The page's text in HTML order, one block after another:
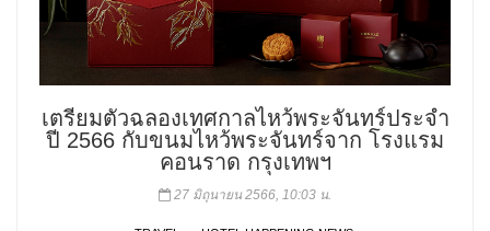
เตรียมตัวฉลองเทศกาลไหว้พระจันทร์ประจำ
ปี 2566 กับขนมไหว้พระจันทร์จาก โรงแรม
คอนราด กรุงเทพฯ
27 มิถุนายน 2566, 10:03 น.